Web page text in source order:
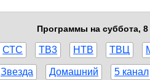
Программы на суббота, 8
СТС ТВ3 НТВ ТВЦ
Звезда Домашний 5 канал